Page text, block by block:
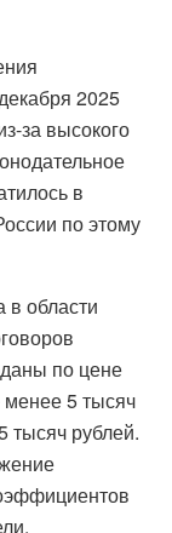
2025
за высокого
в
по этому
в области
по цене
5 тысяч
тысяч рублей.